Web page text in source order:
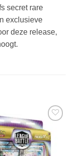
secret rare
exclusieve
deze release,